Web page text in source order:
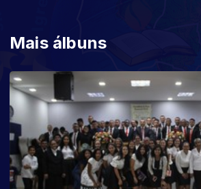
Mais álbuns